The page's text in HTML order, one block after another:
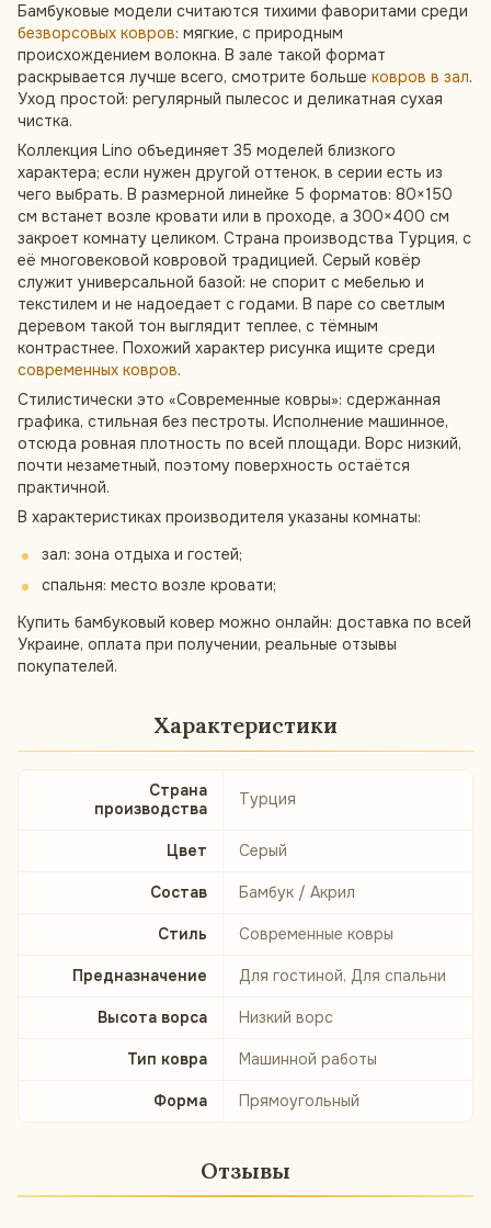
Бамбуковые модели считаются тихими фаворитами среди
безворсовых ковров: мягкие, с природным
происхождением волокна. В зале такой формат
раскрывается лучше всего, смотрите больше ковров в зал.
Уход простой: регулярный пылесос и деликатная сухая
чистка.
Коллекция Lino объединяет 35 моделей близкого
характера; если нужен другой оттенок, в серии есть из
чего выбрать. В размерной линейке 5 форматов: 80×150
см встанет возле кровати или в проходе, а 300×400 см
закроет комнату целиком. Страна производства Турция, с
её многовековой ковровой традицией. Серый ковёр
служит универсальной базой: не спорит с мебелью и
текстилем и не надоедает с годами. В паре со светлым
деревом такой тон выглядит теплее, с тёмным
контрастнее. Похожий характер рисунка ищите среди
современных ковров.
Стилистически это «Современные ковры»: сдержанная
графика, стильная без пестроты. Исполнение машинное,
отсюда ровная плотность по всей площади. Ворс низкий,
почти незаметный, поэтому поверхность остаётся
практичной.
В характеристиках производителя указаны комнаты:
зал: зона отдыха и гостей;
спальня: место возле кровати;
Купить бамбуковый ковер можно онлайн: доставка по всей
Украине, оплата при получении, реальные отзывы
покупателей.
Характеристики
Страна
производства
Турция
Цвет Серый
Состав Бамбук / Акрил
Стиль Современные ковры
Предназначение Для гостиной, Для спальни
Высота ворса Низкий ворс
Тип ковра Машинной работы
Форма Прямоугольный
Отзывы